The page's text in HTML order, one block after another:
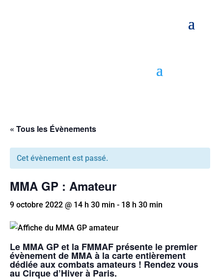
« Tous les Évènements
Cet évènement est passé.
MMA GP : Amateur
9 octobre 2022 @ 14 h 30 min - 18 h 30 min
Le MMA GP et la FMMAF présente le premier
évènement de MMA à la carte entièrement
dédiée aux combats amateurs ! Rendez vous
au Cirque d’Hiver à Paris.